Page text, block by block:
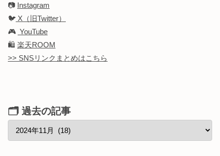
📷 Instagram
🐦 X（旧Twitter）
🎮 YouTube
🛍️ 楽天ROOM
>> SNSリンクまとめはこちら
🗂 過去の記事